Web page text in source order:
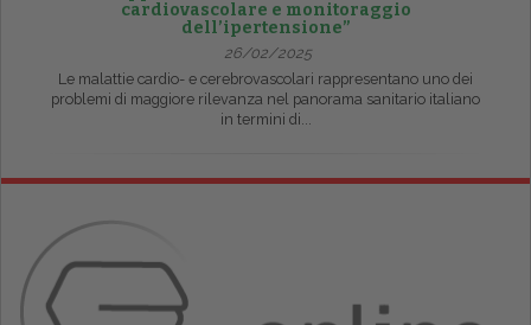
cardiovascolare e monitoraggio
dell’ipertensione”
26/02/2025
Le malattie cardio- e cerebrovascolari rappresentano uno dei
problemi di maggiore rilevanza nel panorama sanitario italiano
in termini di...